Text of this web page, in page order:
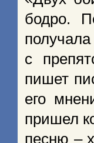
бодро.
с
пишет
его
пришел
песню –